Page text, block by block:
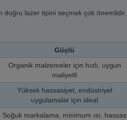
doğru lazer tipini seçmek çok önemlidir.
Güçlü
Organik malzemeler için hızlı, uygun
maliyetli
Yüksek hassasiyet, endüstriyel
uygulamalar için ideal
Soğuk markalama, minimum ısı, hassas